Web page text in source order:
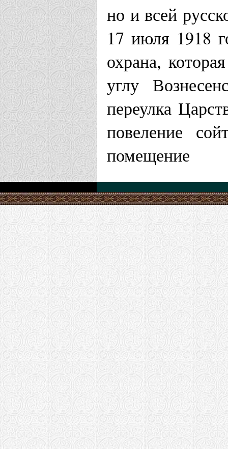
но и всей
17 июля 1918
охрана,
углу
переулка
повеление
помещение